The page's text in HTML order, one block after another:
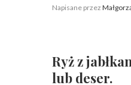
Napisane przez
Ryż z
lub deser.